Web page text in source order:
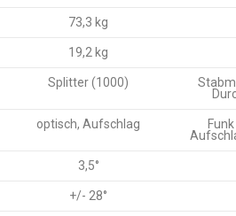
73,3 kg
19,2 kg
Splitter (1000)
optisch, Aufschlag
3,5°
+/- 28°